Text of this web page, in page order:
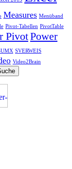
Measures Menüband
Pivot-Tabellen PivotTable
PivotPower
SVERWEIS
Video2Brain